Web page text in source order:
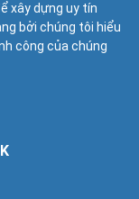
xây dựng uy tín
bởi chúng tôi hiểu
công của chúng